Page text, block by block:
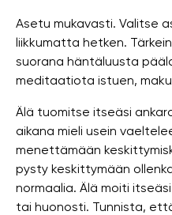
Asetu mukavasti. Valitse
liikkumatta hetken.
suorana häntäluusta
meditaatiota istuen,
Älä tuomitse itseäsi
aikana mieli usein
menettämään
pysty keskittymään
normaalia. Älä moiti
tai huonosti. Tunnista,